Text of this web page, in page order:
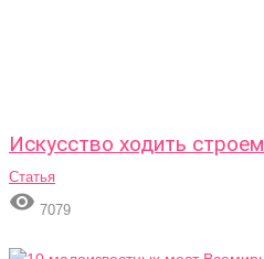
Искусство ходить строем
Статья
 7079